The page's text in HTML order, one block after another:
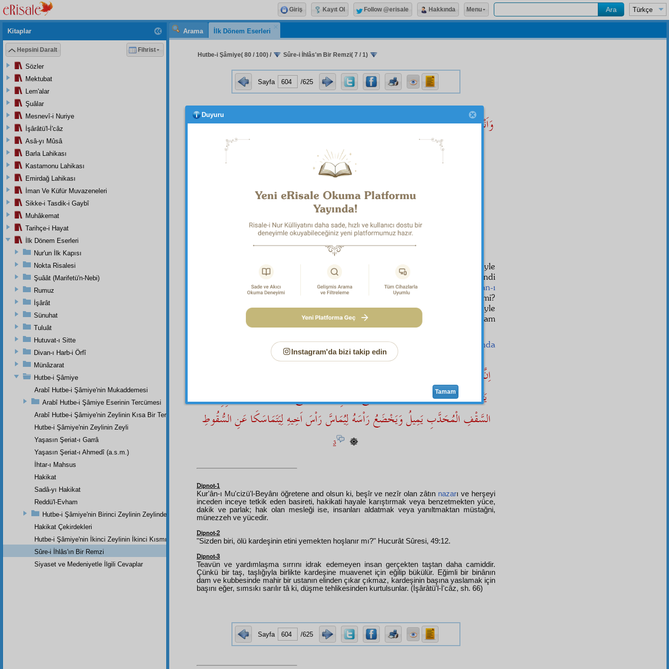
Arama İlk Dönem Eserleri
Hutbe-i Şâmiye( 80 / 100) / Sûre-i İhlâs'ın Bir Remzi( 7 / 1)
Sayfa /625
وَاَنْفَذُ مِنْ اَنْ يَلْتَبِسَ اَوْتَشْتَبِهَ عَلَيْهِ الْحَقِيقَةُ بِالْخَيَالِ وَاِنَّ مَسْلَكَهُ الْحَقَّ اَغْنٰى وَاَنْزَهُ
وَاَرْفَعُ مِنْ اَنْ يُدَلِّسَ اَوْ يُغَالِطَ عَلَى النَّاسِ
göz aldanmaz; hakperest kalb aldatmaz.
i, Kur'ân der:
اَيُحِبُّ اَحَدُكُمْ اَنْ يَاْكُلَ لَحْمَ اَخِيهِ مَيْتًا 2
Altı kelime ile, altı derece şiddetlegıybet
Aklına bak, böyle şeye
cevaz verir mi?
aklın yoksa kalbine bak, böyle
eder mi?
kalbin yoksa vicdanına bak, böyle dişinle kendi
etini parçalamak gibi
hayat-ı içtimaiyeyi bozmayarızagösterir mi?
Vicdan-ı
n olmazsainsaniyet ine bak, böyle canavarvarî iftiras
a iştah gösterir mi?
insaniyetin olmazsa,rikkat-i cinsiyevekarabet-i rahmiye
ne bak, böyle
kendi belini kıracak harekete meyleder mi? Rikkat-i cinsiye
n olmazsa hiç sağlam
ın yok mu ki, ölüyü dişlerinle parçalıyorsun?
Demek akıl, kalb, vicdan,insaniyet,rikkat-i cinsiye
nazarında
matruddur.
اِنَّ اْلاِنْسَانَ الَّذِى لاَ يُدْرِكُ سِرَّ التَّعَاوُنِ لَهُوَ اَجْمَدُ مِنَ الْحَجَرِ اِذْ مِنَ الْحَجَرِ مَا
يَتَقَوَّسُ لِمُعَاوَنَةِ اَخِيهِ اِذِ الْحَجَرُ مَعَ حَجَرِيَّتِهِ اِذَا خَرَجَ مِنْ يَدِ الْمُعَقَّدِ الْبَانِىِ فِى
السَّقْفِ الْمُحَدَّبِ يَمِيلُ وَيَخْضَعُ رَاْسَهُ لِيُمَاسَّ رَاْسَ اَخِيهِ لِيَتَمَاسَكَا عَنِ السُّقُوطِ
3
Dipnot-1
Kur'ân-ı Mu'cizü'l-Beyânı öğretene and olsun ki, beşîr ve nezîr olan zâtın nazarı ve herşeyi
inceden inceye tetkik eden basireti, hakikati hayale karıştırmak veya benzetmekten yüce,
dakik ve parlak; hak olan mesleği ise, insanları aldatmak veya yanıltmaktan müstağni,
münezzeh ve yücedir.
Dipnot-2
"Sizden biri, ölü kardeşinin etini yemekten hoşlanır mı?" Hucurât Sûresi, 49:12.
Dipnot-3
Teavün ve yardımlaşma sırrını idrak edemeyen insan gerçekten taştan daha camiddir.
Çünkü bir taş, taşlığıyla birlikte kardeşine muavenet için eğilip bükülür. Eğimli bir binânın
dam ve kubbesinde mahir bir ustanın elinden çıkar çıkmaz, kardeşinin başına yaslamak için
başını eğer, sımsıkı sarılır tâ ki, düşme tehlikesinden kurtulsunlar. (İşârâtü'l-İ'câz, sh. 66)
Sayfa /625
Kitaplar
Hepsini Daralt Fihrist
Sözler
Mektubat
Lem'alar
Şuâlar
Mesnevî-i Nuriye
İşârâtü'l-İ'câz
Asâ-yı Mûsâ
Barla Lahikası
Kastamonu Lahikası
Emirdağ Lahikası
İman Ve Küfür Muvazeneleri
Sikke-i Tasdik-i Gaybî
Muhâkemat
Tarihçe-i Hayat
İlk Dönem Eserleri
Nur'un İlk Kapısı
Nokta Risalesi
Şuâât (Marifetü'n-Nebi)
Rumuz
İşârât
Sünuhat
Tuluât
Hutuvat-ı Sitte
Divan-ı Harb-i Örfî
Münâzarat
Hutbe-i Şâmiye
Arabî Hutbe-i Şâmiye'nin Mukaddemesi
Arabî Hutbe-i Şâmiye Eserinin Tercümesi
Arabî Hutbe-i Şâmiye'nin Zeylinin Kısa Bir Tercümesi
Hutbe-i Şâmiye'nin Zeylinin Zeyli
Yaşasın Şeriat-ı Garrâ
Yaşasın Şeriat-ı Ahmedî (a.s.m.)
İhtar-ı Mahsus
Hakikat
Sadâ-yı Hakikat
Reddü'l-Evham
Hutbe-i Şâmiye'nin Birinci Zeylinin Zeylinden Son Parçadır
Hakikat Çekirdekleri
Hutbe-i Şâmiye'nin İkinci Zeylinin İkinci Kısmı
Sûre-i İhlâs'ın Bir Remzi
Siyaset ve Medeniyetle İlgili Cevaplar
Giriş Kayıt Ol Follow @erisale Hakkında Menu
Duyuru
Instagram'da bizi takip edin
Tamam